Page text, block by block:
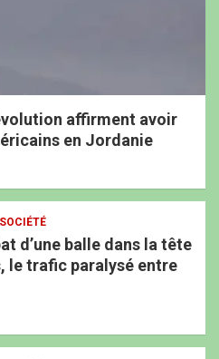
affirment avoir
en Jordanie
SOCIÉTÉ
d’une balle dans la tête
le trafic paralysé entre